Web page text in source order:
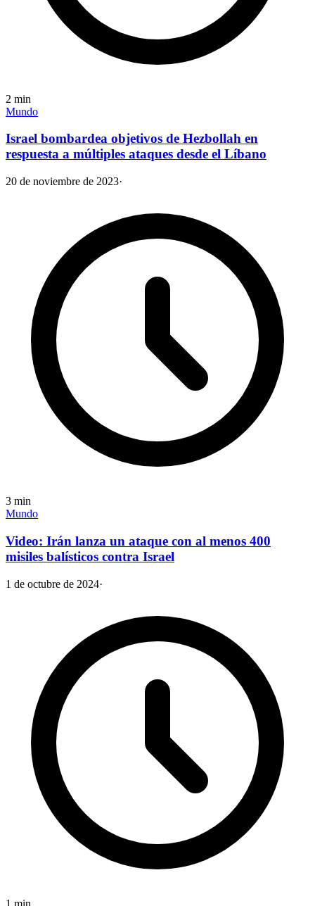
2 min
Mundo
Israel bombardea objetivos de Hezbollah en
respuesta a múltiples ataques desde el Líbano
20 de noviembre de 2023·
3 min
Mundo
Video: Irán lanza un ataque con al menos 400
misiles balísticos contra Israel
1 de octubre de 2024·
1 min